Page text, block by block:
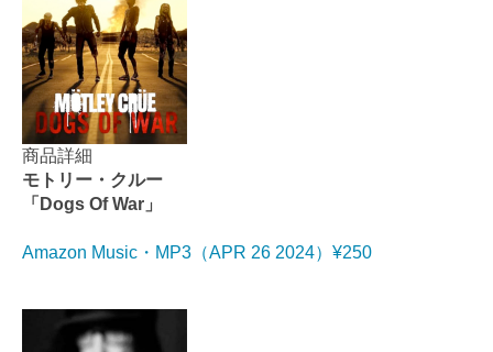
商品詳細
モトリー・クルー
「Dogs Of War」
Amazon Music・MP3（APR 26 2024）¥250